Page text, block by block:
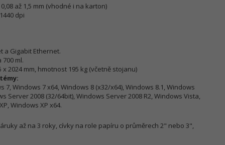
0,08 až 1,5 mm (vhodné i na karton)
dpi
a Gigabit Ethernet.
700 ml.
x 2024 mm, hmotnost 195 kg (včetně stojanu)
7, Windows 7 x64, Windows 8 (x32/x64), Windows 8.1, Windows
Server 2008 (32/64bit), Windows Server 2008 R2, Windows Vista,
Windows XP x64.
až na 3 roky, cívky na role papíru o průměrech 2" nebo 3",